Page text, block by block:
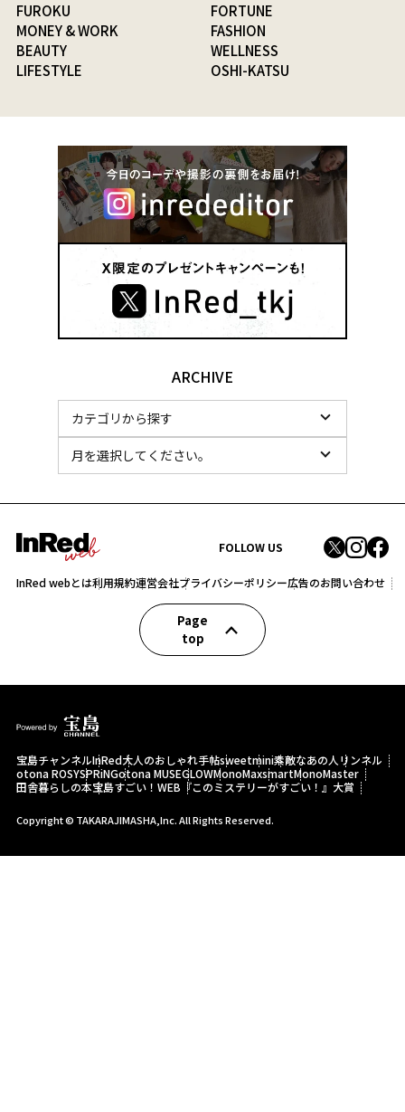
FUROKU
FORTUNE
MONEY & WORK
FASHION
BEAUTY
WELLNESS
LIFESTYLE
OSHI-KATSU
ARCHIVE
FOLLOW US
InRed webとは利用規約運営会社プライバシーポリシー広告のお問い合わせ
Page
top
宝島チャンネルInRed大人のおしゃれ手帖sweetmini素敵なあの人 リンネル
otona ROSYSPRiNGotona MUSEGLOWMonoMaxsmartMonoMaster
田舎暮らしの本宝島すごい！WEB 『このミステリーがすごい！』大賞
Copyright © TAKARAJIMASHA,Inc. All Rights Reserved.